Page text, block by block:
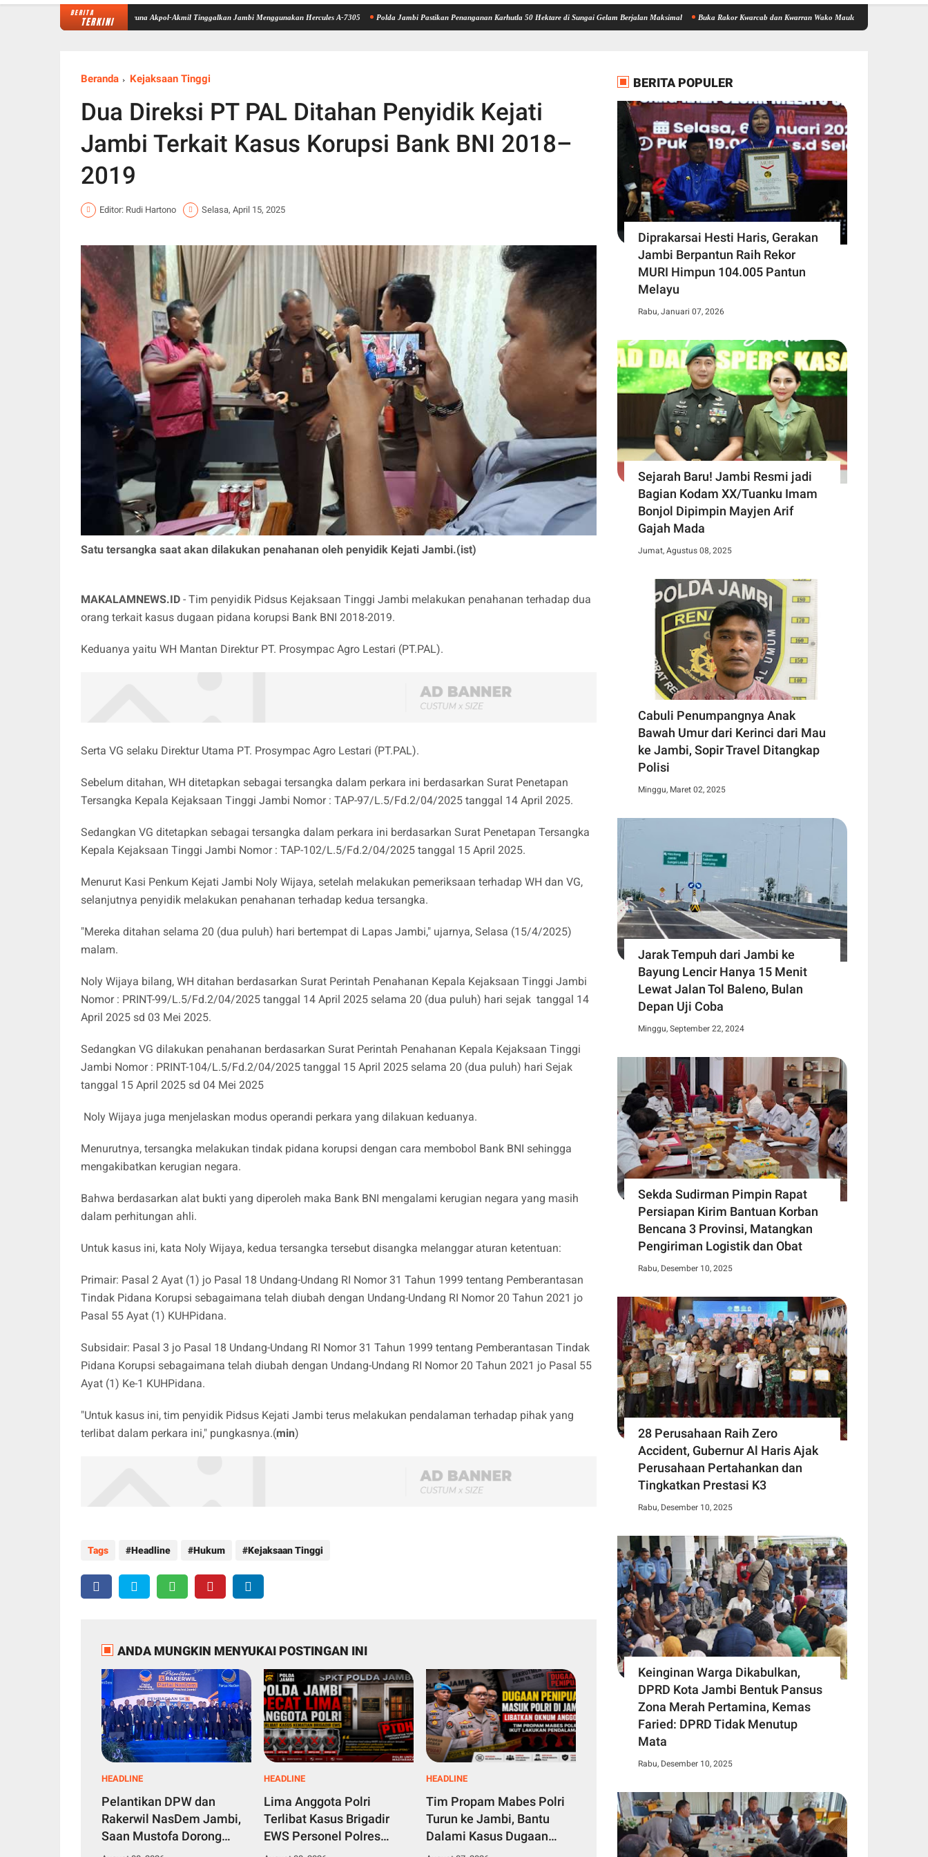
BERITA
TERKINI
Rakyat Selesai, Taruna Akpol-Akmil Tinggalkan Jambi Menggunakan Hercules A-7305 Polda Jambi Pastikan Penanganan Karhutla 50 Hektare di Sungai Gelam Berjalan Maksimal Buka Rakor Kwarcab dan Kwarran Wako Maulana Siapkan Jalur Prestasi SPMB,
Beranda Kejaksaan Tinggi
Dua Direksi PT PAL Ditahan Penyidik Kejati
Jambi Terkait Kasus Korupsi Bank BNI 2018–
2019
Editor: Rudi Hartono Selasa, April 15, 2025
Satu tersangka saat akan dilakukan penahanan oleh penyidik Kejati Jambi.(ist)
MAKALAMNEWS.ID - Tim penyidik Pidsus Kejaksaan Tinggi Jambi melakukan penahanan terhadap dua
orang terkait kasus dugaan pidana korupsi Bank BNI 2018-2019.
Keduanya yaitu WH Mantan Direktur PT. Prosympac Agro Lestari (PT.PAL).
Serta VG selaku Direktur Utama PT. Prosympac Agro Lestari (PT.PAL).
Sebelum ditahan, WH ditetapkan sebagai tersangka dalam perkara ini berdasarkan Surat Penetapan
Tersangka Kepala Kejaksaan Tinggi Jambi Nomor : TAP-97/L.5/Fd.2/04/2025 tanggal 14 April 2025.
Sedangkan VG ditetapkan sebagai tersangka dalam perkara ini berdasarkan Surat Penetapan Tersangka
Kepala Kejaksaan Tinggi Jambi Nomor : TAP-102/L.5/Fd.2/04/2025 tanggal 15 April 2025.
Menurut Kasi Penkum Kejati Jambi Noly Wijaya, setelah melakukan pemeriksaan terhadap WH dan VG,
selanjutnya penyidik melakukan penahanan terhadap kedua tersangka.
"Mereka ditahan selama 20 (dua puluh) hari bertempat di Lapas Jambi," ujarnya, Selasa (15/4/2025)
malam.
Noly Wijaya bilang, WH ditahan berdasarkan Surat Perintah Penahanan Kepala Kejaksaan Tinggi Jambi
Nomor : PRINT-99/L.5/Fd.2/04/2025 tanggal 14 April 2025 selama 20 (dua puluh) hari sejak tanggal 14
April 2025 sd 03 Mei 2025.
Sedangkan VG dilakukan penahanan berdasarkan Surat Perintah Penahanan Kepala Kejaksaan Tinggi
Jambi Nomor : PRINT-104/L.5/Fd.2/04/2025 tanggal 15 April 2025 selama 20 (dua puluh) hari Sejak
tanggal 15 April 2025 sd 04 Mei 2025
Noly Wijaya juga menjelaskan modus operandi perkara yang dilakuan keduanya.
Menurutnya, tersangka melakukan tindak pidana korupsi dengan cara membobol Bank BNI sehingga
mengakibatkan kerugian negara.
Bahwa berdasarkan alat bukti yang diperoleh maka Bank BNI mengalami kerugian negara yang masih
dalam perhitungan ahli.
Untuk kasus ini, kata Noly Wijaya, kedua tersangka tersebut disangka melanggar aturan ketentuan:
Primair: Pasal 2 Ayat (1) jo Pasal 18 Undang-Undang RI Nomor 31 Tahun 1999 tentang Pemberantasan
Tindak Pidana Korupsi sebagaimana telah diubah dengan Undang-Undang RI Nomor 20 Tahun 2021 jo
Pasal 55 Ayat (1) KUHPidana.
Subsidair: Pasal 3 jo Pasal 18 Undang-Undang RI Nomor 31 Tahun 1999 tentang Pemberantasan Tindak
Pidana Korupsi sebagaimana telah diubah dengan Undang-Undang RI Nomor 20 Tahun 2021 jo Pasal 55
Ayat (1) Ke-1 KUHPidana.
"Untuk kasus ini, tim penyidik Pidsus Kejati Jambi terus melakukan pendalaman terhadap pihak yang
terlibat dalam perkara ini," pungkasnya.(min)
Tags Headline Hukum Kejaksaan Tinggi
ANDA MUNGKIN MENYUKAI POSTINGAN INI
HEADLINE
Pelantikan DPW dan
Rakerwil NasDem Jambi,
Saan Mustofa Dorong
Kader Tingkatkan
HEADLINE
Lima Anggota Polri
Terlibat Kasus Brigadir
EWS Personel Polres
Tanjung Jabung Timur
HEADLINE
Tim Propam Mabes Polri
Turun ke Jambi, Bantu
Dalami Kasus Dugaan
Penipuan Rekrutmen
BERITA POPULER
Diprakarsai Hesti Haris, Gerakan
Jambi Berpantun Raih Rekor
MURI Himpun 104.005 Pantun
Melayu
Rabu, Januari 07, 2026
Sejarah Baru! Jambi Resmi jadi
Bagian Kodam XX/Tuanku Imam
Bonjol Dipimpin Mayjen Arif
Gajah Mada
Jumat, Agustus 08, 2025
Cabuli Penumpangnya Anak
Bawah Umur dari Kerinci dari Mau
ke Jambi, Sopir Travel Ditangkap
Polisi
Minggu, Maret 02, 2025
Jarak Tempuh dari Jambi ke
Bayung Lencir Hanya 15 Menit
Lewat Jalan Tol Baleno, Bulan
Depan Uji Coba
Minggu, September 22, 2024
Sekda Sudirman Pimpin Rapat
Persiapan Kirim Bantuan Korban
Bencana 3 Provinsi, Matangkan
Pengiriman Logistik dan Obat
Rabu, Desember 10, 2025
28 Perusahaan Raih Zero
Accident, Gubernur Al Haris Ajak
Perusahaan Pertahankan dan
Tingkatkan Prestasi K3
Rabu, Desember 10, 2025
Keinginan Warga Dikabulkan,
DPRD Kota Jambi Bentuk Pansus
Zona Merah Pertamina, Kemas
Faried: DPRD Tidak Menutup
Mata
Rabu, Desember 10, 2025